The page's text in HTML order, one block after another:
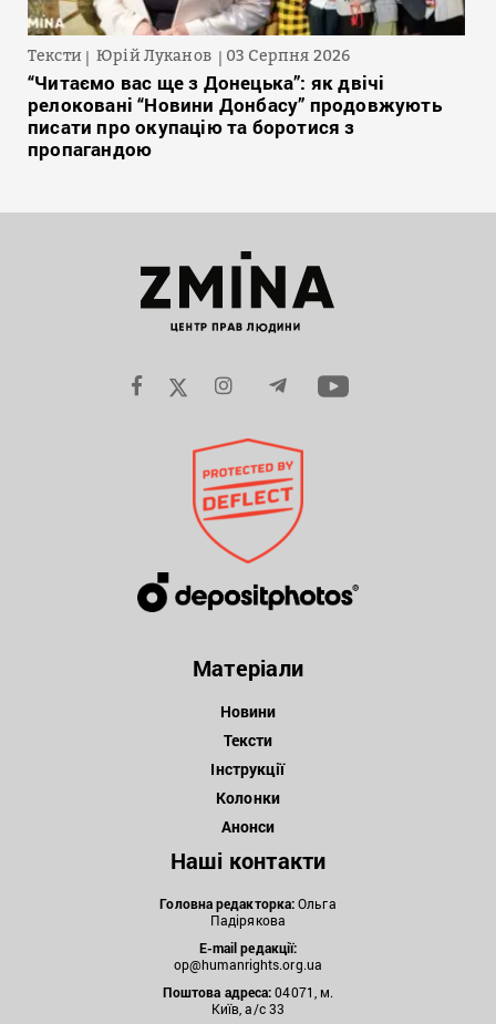
Тексти Юрій Луканов 03 Серпня 2026
“Читаємо вас ще з Донецька”: як двічі
релоковані “Новини Донбасу” продовжують
писати про окупацію та боротися з
пропагандою
Матеріали
Новини
Тексти
Інструкції
Колонки
Анонси
Наші контакти
Головна редакторка:Ольга
Падірякова
E-mail редакції:
op@humanrights.org.ua
Поштова адреса:04071, м.
Київ, а/с 33